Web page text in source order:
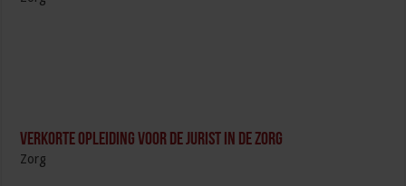
Verkorte opleiding voor de Jurist in de Zorg
Zorg